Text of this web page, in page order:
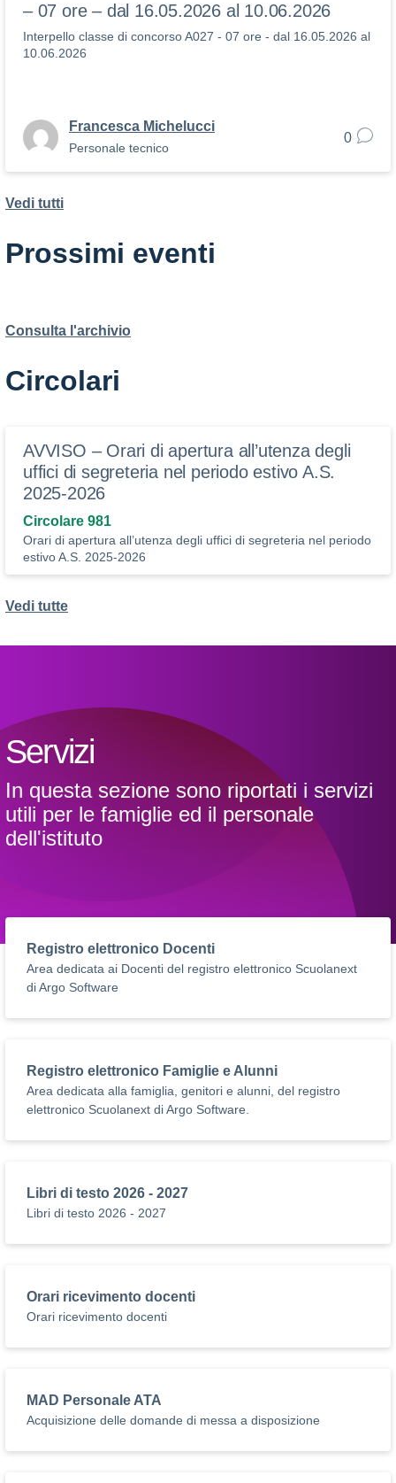
– 07 ore – dal 16.05.2026 al 10.06.2026
Interpello classe di concorso A027 - 07 ore - dal 16.05.2026 al
10.06.2026
Francesca Michelucci
Personale tecnico
0
Vedi tutti
Prossimi eventi
Consulta l'archivio
Circolari
AVVISO – Orari di apertura all’utenza degli
uffici di segreteria nel periodo estivo A.S.
2025-2026
Circolare 981
Orari di apertura all’utenza degli uffici di segreteria nel periodo
estivo A.S. 2025-2026
Vedi tutte
Servizi
In questa sezione sono riportati i servizi
utili per le famiglie ed il personale
dell'istituto
Registro elettronico Docenti
Area dedicata ai Docenti del registro elettronico Scuolanext
di Argo Software
Registro elettronico Famiglie e Alunni
Area dedicata alla famiglia, genitori e alunni, del registro
elettronico Scuolanext di Argo Software.
Libri di testo 2026 - 2027
Libri di testo 2026 - 2027
Orari ricevimento docenti
Orari ricevimento docenti
MAD Personale ATA
Acquisizione delle domande di messa a disposizione